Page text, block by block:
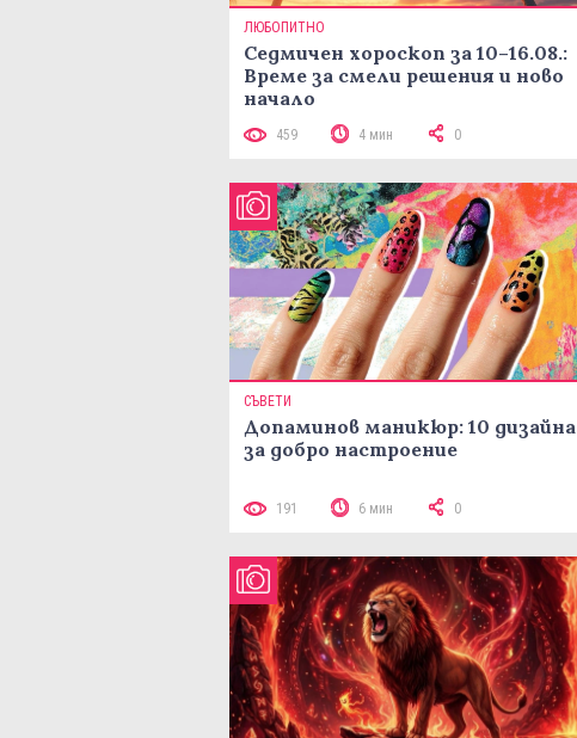
ЛЮБОПИТНО
Седмичен хороскоп за 10–16.08.:
Време за смели решения и ново
начало
459 4 мин 0
СЪВЕТИ
Допаминов маникюр: 10 дизайна
за добро настроение
191 6 мин 0